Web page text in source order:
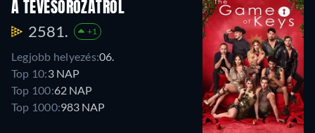
A TÉVÉSOROZATRÓL
2581. +1
Legjobb helyezés:06.
Top 10:3 NAP
Top 100:62 NAP
Top 1000:983 NAP